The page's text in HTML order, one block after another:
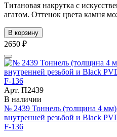
Титановая накрутка с
агатом. Оттенок цвета камня
В корзину
2650 ₽
Арт. П2439
В наличии
№ 2439 Тоннель (толщина 4 мм)
внутренней резьбой и Black
F-136